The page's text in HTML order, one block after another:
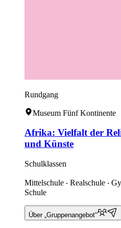
Rundgang
Museum Fünf Kontinente
Afrika: Vielfalt der
und Künste
Schulklassen
Mittelschule ‧ Realschule ‧
Schule
Über „Gruppenangebot“